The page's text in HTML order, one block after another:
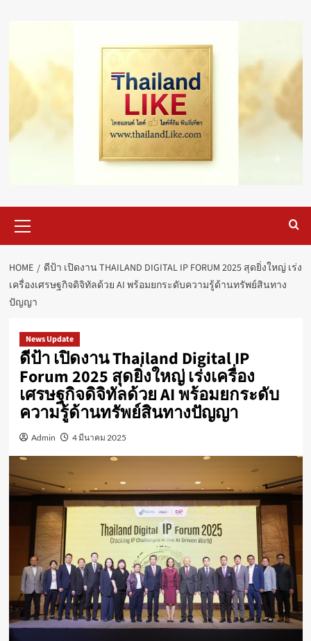
Menu
HOME
ดีป้า เปิดงาน THAILAND DIGITAL IP FORUM 2025 สุดยิ่งใหญ่ เร่ง
เครื่องเศรษฐกิจดิจิทัลด้วย AI พร้อมยกระดับความรู้ด้านทรัพย์สินทาง
ปัญญา
News Update
ดีป้า เปิดงาน Thailand Digital IP
Forum 2025 สุดยิ่งใหญ่ เร่งเครื่อง
เศรษฐกิจดิจิทัลด้วย AI พร้อมยกระดับ
ความรู้ด้านทรัพย์สินทางปัญญา
Admin 4 มีนาคม 2025